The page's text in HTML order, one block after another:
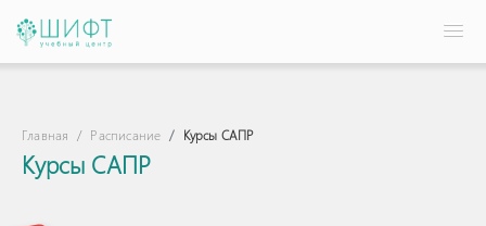
Главная Расписание Курсы САПР
Курсы САПР